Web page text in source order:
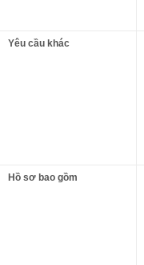
Yêu cầu khác
Hồ sơ bao gồm